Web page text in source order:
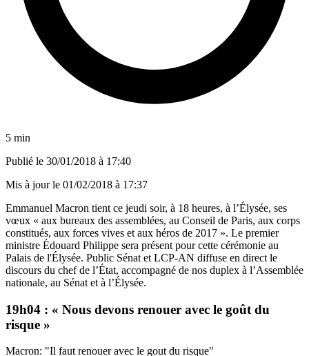
5 min
Publié le 30/01/2018 à 17:40
Mis à jour le 01/02/2018 à 17:37
Emmanuel Macron tient ce jeudi soir, à 18 heures, à l’Élysée, ses
vœux « aux bureaux des assemblées, au Conseil de Paris, aux corps
constitués, aux forces vives et aux héros de 2017 ». Le premier
ministre Édouard Philippe sera présent pour cette cérémonie au
Palais de l'Élysée. Public Sénat et LCP-AN diffuse en direct le
discours du chef de l’État, accompagné de nos duplex à l’Assemblée
nationale, au Sénat et à l’Élysée.
19h04 : « Nous devons renouer avec le goût du
risque »
Macron: "Il faut renouer avec le gout du risque"